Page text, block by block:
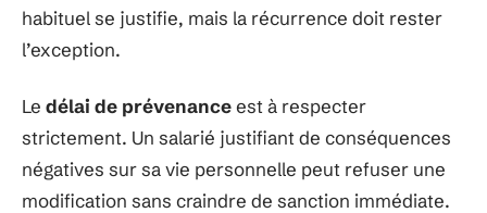
habituel se justifie, mais la récurrence doit rester
l’exception.
Le délai de prévenanceest à respecter
strictement. Un salarié justifiant de conséquences
négatives sur sa vie personnelle peut refuser une
modification sans craindre de sanction immédiate.